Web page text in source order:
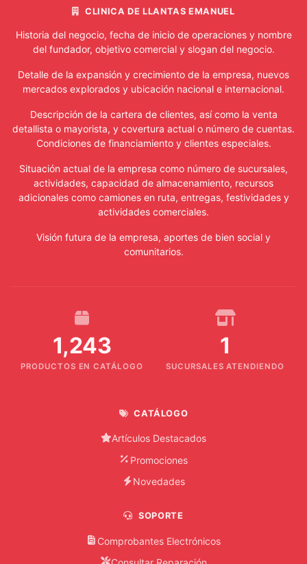
CLINICA DE LLANTAS EMANUEL
Historia del negocio, fecha de inicio de operaciones y nombre
del fundador, objetivo comercial y slogan del negocio.
Detalle de la expansión y crecimiento de la empresa, nuevos
mercados explorados y ubicación nacional e internacional.
Descripción de la cartera de clientes, así como la venta
detallista o mayorista, y covertura actual o número de cuentas.
Condiciones de financiamiento y clientes especiales.
Situación actual de la empresa como número de sucursales,
actividades, capacidad de almacenamiento, recursos
adicionales como camiones en ruta, entregas, festividades y
actividades comerciales.
Visión futura de la empresa, aportes de bien social y
comunitarios.
1,243
PRODUCTOS EN CATÁLOGO
1
SUCURSALES ATENDIENDO
CATÁLOGO
Artículos Destacados
Promociones
Novedades
SOPORTE
Comprobantes Electrónicos